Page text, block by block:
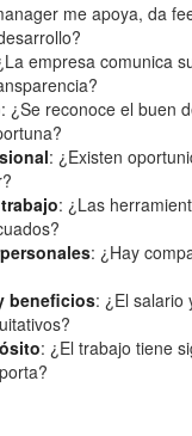
me apoya, da
empresa comunica
: ¿Se reconoce el buen
: ¿Existen
: ¿Las
: ¿Hay
beneficios: ¿El salario
: ¿El trabajo tiene